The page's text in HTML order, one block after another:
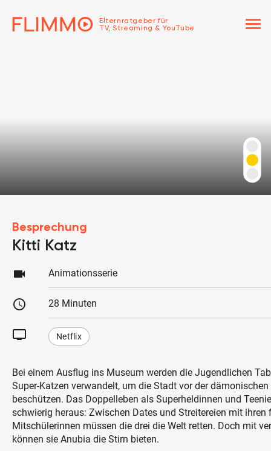
Elternratgeber für
TV, Streaming & YouTube
menu
Besprechung
Kitti Katz
videocam Animationsserie
schedule 28 Minuten
tv Netflix
Bei einem Ausflug ins Museum werden die Jugendlichen
Super-Katzen verwandelt, um die Stadt vor der
beschützen. Das Doppelleben als Superheldinnen und
schwierig heraus: Zwischen Dates und Streitereien mit ihren
Mitschülerinnen müssen die drei die Welt retten. Doch mit
können sie Anubia die Stirn bieten.